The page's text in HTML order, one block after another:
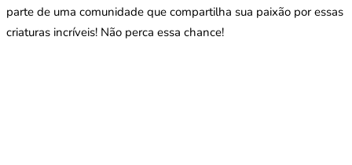
parte de uma comunidade que compartilha sua paixão por essas
criaturas incríveis! Não perca essa chance!